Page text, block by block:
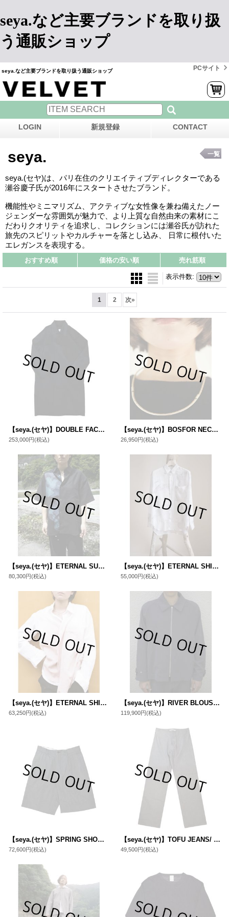
seya.など主要ブランドを取り扱
う通販ショップ
seya.など主要ブランドを取り扱う通販ショップ PCサイト
LOGIN 新規登録 CONTACT
seya.
seya.(セヤ)は、パリ在住のクリエイティブディレクターである
瀬谷慶子氏が2016年にスタートさせたブランド。
機能性やミニマリズム、アクティブな女性像を兼ね備えたノー
ジェンダーな雰囲気が魅力で、より上質な自然由来の素材にこ
だわりクオリティを追求し、コレクションには瀬谷氏が訪れた
旅先のスピリットやカルチャーを落とし込み、 日常に根付いた
エレガンスを表現する。
一覧
おすすめ順 価格の安い順 売れ筋順
表示件数:
1 2 次»
【seya.(セヤ)】DOUBLE FACE CHRIS COAT/ CASHMERE BLENDED MERINO WOOL/ BLACK
253,000円(税込)
【seya.(セヤ)】BOSFOR NECKLACE ALPACA SILVER/ OFF WHITE×SILVER
26,950円(税込)
【seya.(セヤ)】ETERNAL SUMMER SHIRT/ COTTON GEORGEETTE W
80,300円(税込)
【seya.(セヤ)】ETERNAL SHIRT/ SUMIE SHEER COTTON
55,000円(税込)
【seya.(セヤ)】ETERNAL SHIRT/ TAKASHIMA CREPE SHELL GINGER DYE/ ROSE MOON
63,250円(税込)
【seya.(セヤ)】RIVER BLOUSON/ SUMMER HERRINGNBONE/ RIVER STONE
119,900円(税込)
【seya.(セヤ)】SPRING SHORT PANTS/ SUMMER HERRINGBONE/ RIVER STONE
72,600円(税込)
【seya.(セヤ)】TOFU JEANS/ SUMMER 6OZ DENIM/ STONE
49,500円(税込)